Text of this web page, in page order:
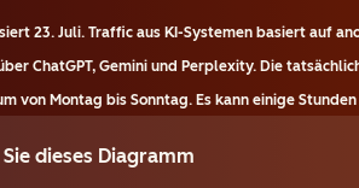
23. Juli. Traffic aus KI-Systemen basiert auf
ChatGPT, Gemini und Perplexity. Die
von Montag bis Sonntag. Es kann einige
dieses Diagramm